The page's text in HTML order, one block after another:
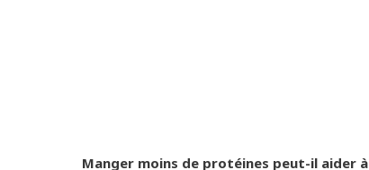
Manger moins de protéines peut-il aider à